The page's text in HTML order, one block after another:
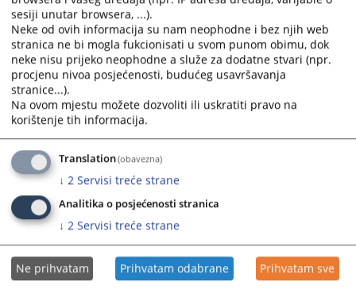
Žalbe na sudske odluke
Medijacija
Akti suda
Sudije suda
Dodatne sudije
Stručni saradnici
Službenici i namještenici
sesiji unutar browsera, ...).
Neke od ovih informacija su nam neophodne i bez njih web
stranica ne bi mogla fukcionisati u svom punom obimu, dok
neke nisu prijeko neophodne a služe za dodatne stvari (npr.
procjenu nivoa posjećenosti, budućeg usavršavanja
stranice...).
Na ovom mjestu možete dozvoliti ili uskratiti pravo na
korištenje tih informacija.
Translation(obavezna)
↓ 2 Servisi treće strane
Analitika o posjećenosti stranica
↓ 2 Servisi treće strane
Ne prihvatam Prihvatam odabrane Prihvatam sve